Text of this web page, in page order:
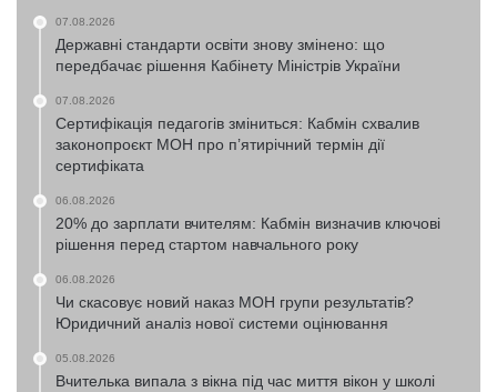
07.08.2026
Державні стандарти освіти знову змінено: що
передбачає рішення Кабінету Міністрів України
07.08.2026
Сертифікація педагогів зміниться: Кабмін схвалив
законопроєкт МОН про п’ятирічний термін дії
сертифіката
06.08.2026
20% до зарплати вчителям: Кабмін визначив ключові
рішення перед стартом навчального року
06.08.2026
Чи скасовує новий наказ МОН групи результатів?
Юридичний аналіз нової системи оцінювання
05.08.2026
Вчителька випала з вікна під час миття вікон у школі